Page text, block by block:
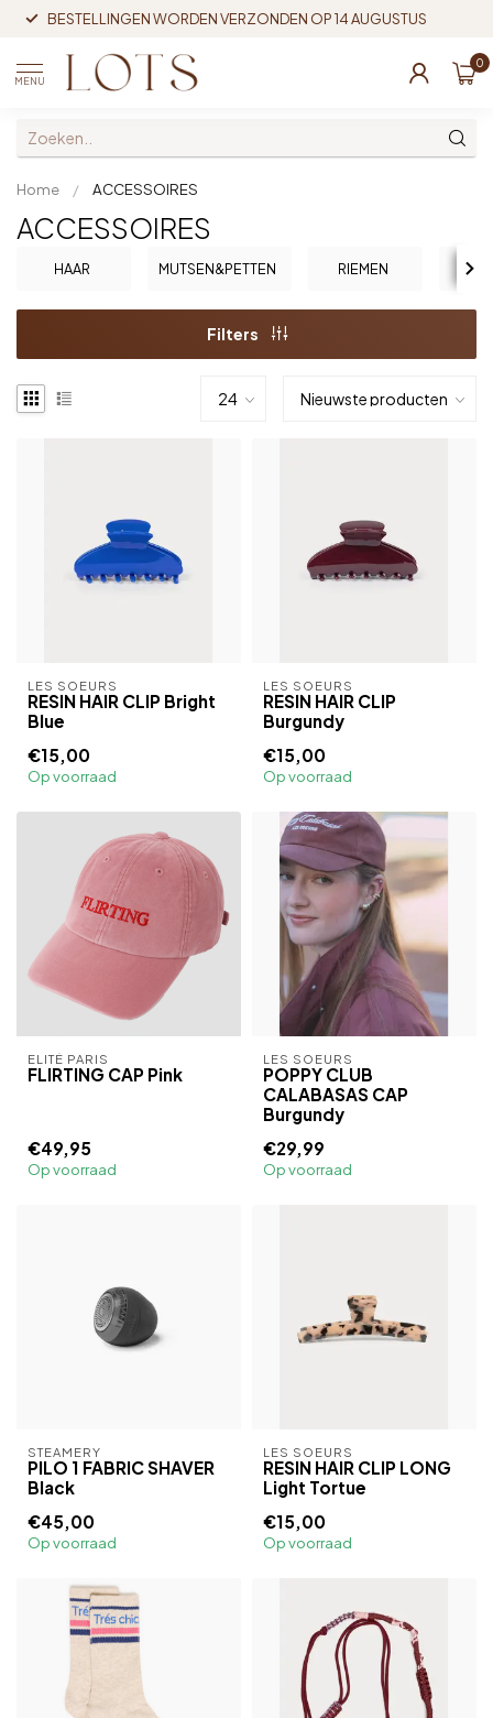
BESTELLINGEN WORDEN VERZONDEN OP 14 AUGUSTUS
MENU
0
Home / ACCESSOIRES
ACCESSOIRES
HAAR MUTSEN&PETTEN RIEMEN
Filters
LES SOEURS
RESIN HAIR CLIP Bright
Blue
€15,00
Op voorraad
LES SOEURS
RESIN HAIR CLIP
Burgundy
€15,00
Op voorraad
ELITÉ PARIS
FLIRTING CAP Pink
€49,95
Op voorraad
LES SOEURS
POPPY CLUB
CALABASAS CAP
Burgundy
€29,99
Op voorraad
STEAMERY
PILO 1 FABRIC SHAVER
Black
€45,00
Op voorraad
LES SOEURS
RESIN HAIR CLIP LONG
Light Tortue
€15,00
Op voorraad